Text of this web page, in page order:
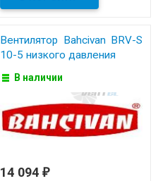
Вентилятор Bahcivan BRV-S
10-5 низкого давления
В наличии
14 094 ₽